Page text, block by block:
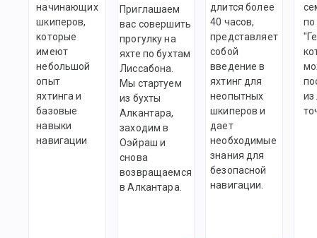
начинающих
шкиперов,
которые
имеют
небольшой
опыт
яхтинга и
базовые
навыки
навигации
Приглашаем
вас совершить
прогулку на
яхте по бухтам
Лиссабона.
Мы стартуем
из бухты
Алкантара,
заходим в
Оэйраш и
снова
возвращаемся
в Алкантара.
длится более
40 часов,
представляет
собой
введение в
яхтинг для
неопытных
шкиперов и
дает
необходимые
знания для
безопасной
навигации.
по